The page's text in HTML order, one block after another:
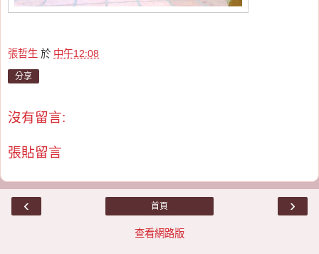
張哲生 於 中午12:08
分享
沒有留言:
張貼留言
‹ ›
首頁
查看網路版